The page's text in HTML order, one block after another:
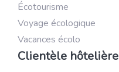
Écotourisme
Voyage écologique
Vacances écolo
Clientèle hôtelière